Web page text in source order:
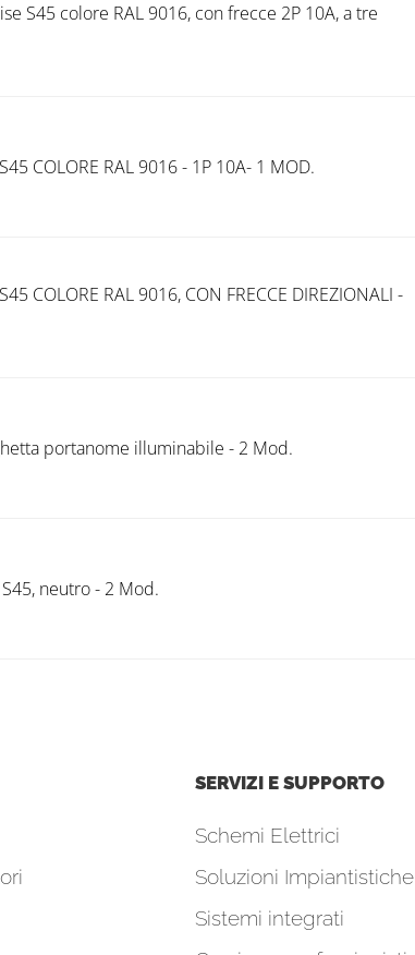
S45 colore RAL 9016, con frecce 2P 10A, a tre
COLORE RAL 9016 - 1P 10A- 1 MOD.
COLORE RAL 9016, CON FRECCE DIREZIONALI -
portanome illuminabile - 2 Mod.
neutro - 2 Mod.
SERVIZI E SUPPORTO
Schemi Elettrici
Soluzioni Impiantistiche
Sistemi integrati